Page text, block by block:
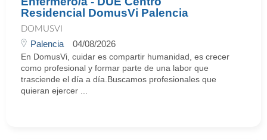
Residencial DomusVi Palencia
DOMUSVI
Palencia 04/08/2026
En DomusVi, cuidar es compartir humanidad, es crecer
como profesional y formar parte de una labor que
trasciende el día a día.Buscamos profesionales que
quieran ejercer ...